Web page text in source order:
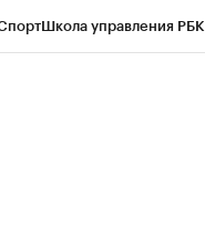
Школа управления РБК